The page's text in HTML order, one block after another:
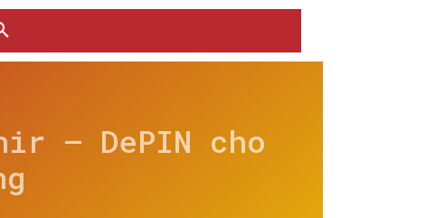
– DePIN cho